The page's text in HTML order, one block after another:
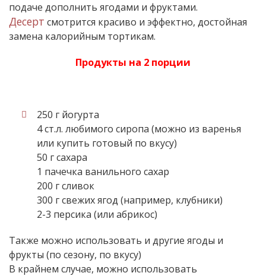
подаче дополнить ягодами и фруктами.
Десерт смотрится красиво и эффектно, достойная
замена калорийным тортикам.
Продукты на 2 порции
250 г йогурта
4 ст.л. любимого сиропа (можно из варенья
или купить готовый по вкусу)
50 г сахара
1 пачечка ванильного сахар
200 г сливок
300 г свежих ягод (например, клубники)
2-3 персика (или абрикос)
Также можно использовать и другие ягоды и
фрукты (по сезону, по вкусу)
В крайнем случае, можно использовать